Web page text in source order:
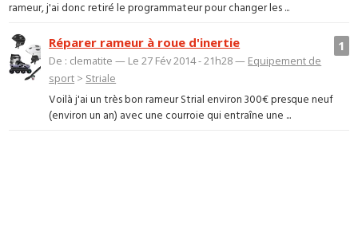
rameur, j'ai donc retiré le programmateur pour changer les ...
1
Réparer rameur à roue d'inertie
De : clematite — Le 27 Fév 2014 - 21h28 — Equipement de
sport > Striale
Voilà j'ai un très bon rameur Strial environ 300€ presque neuf
(environ un an) avec une courroie qui entraîne une ...